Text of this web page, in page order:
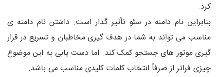
کرد.
بنابراین نام دامنه در سئو تأثیر گذار است. داشتن نام دامنه ی
مناسب می تواند به شما در هدف گیری مخاطبان و تسریع در قرار
گیری موتور های جستجو کمک کند. اما دست یابی به این موضوع
چیزی فراتر از صرفاً انتخاب کلمات کلیدی مناسب می باشد.